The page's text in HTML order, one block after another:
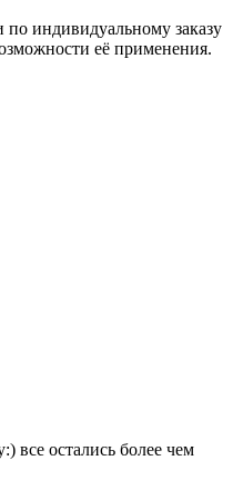
индивидуальному заказу
её применения.
все остались более чем